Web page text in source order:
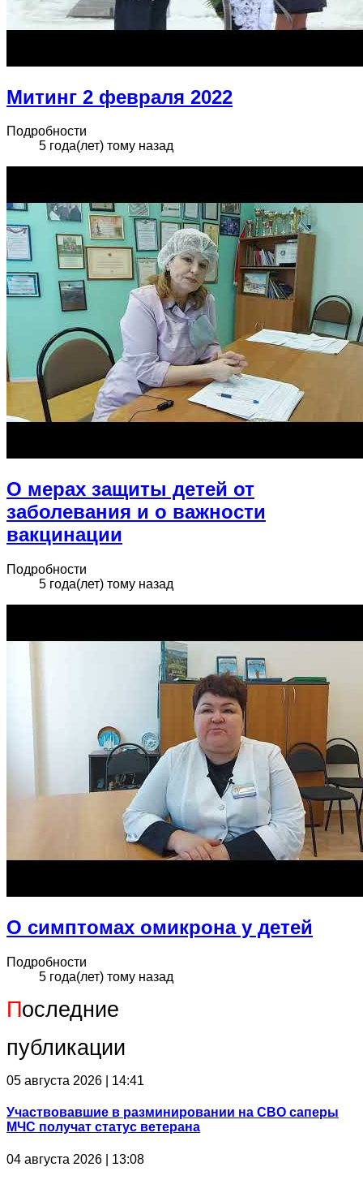
Митинг 2 февраля 2022
Подробности
5 года(лет) тому назад
О мерах защиты детей от
заболевания и о важности
вакцинации
Подробности
5 года(лет) тому назад
О симптомах омикрона у детей
Подробности
5 года(лет) тому назад
Последние
публикации
05 августа 2026 | 14:41
Участвовавшие в разминировании на СВО саперы
МЧС получат статус ветерана
04 августа 2026 | 13:08